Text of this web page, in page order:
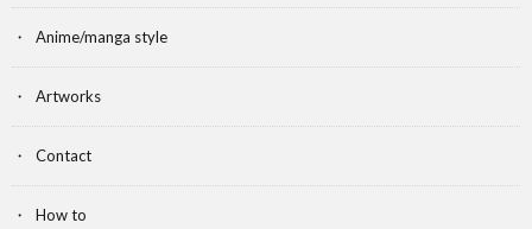
Anime/manga style
Artworks
Contact
How to